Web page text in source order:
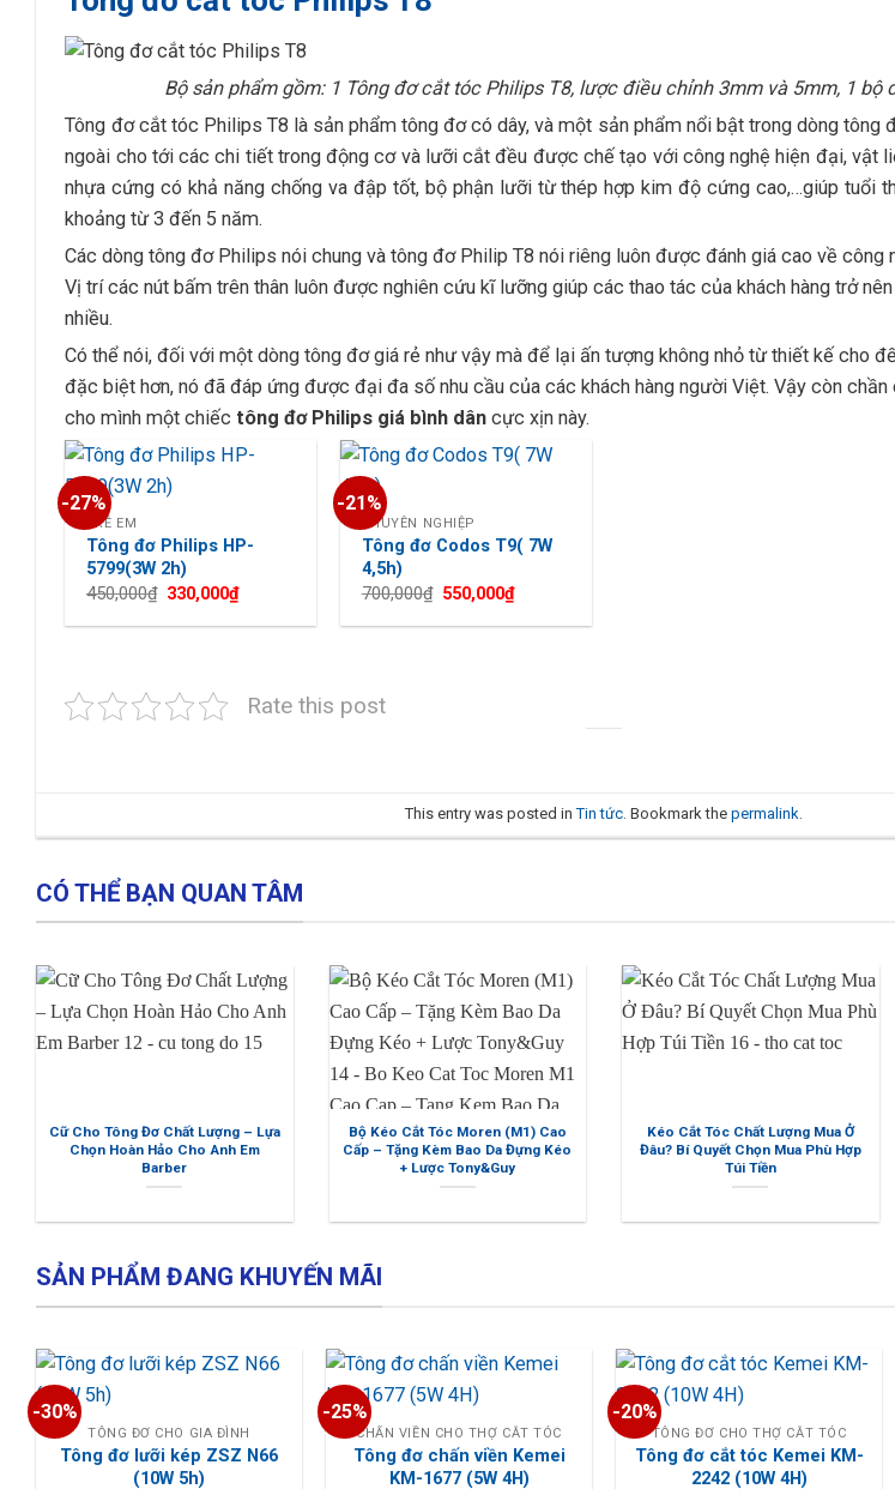
Bộ sản phẩm gồm: 1 Tông đơ cắt tóc Philips T8, lược điều chỉnh 3mm và 5mm, 1 bộ
Tông đơ cắt tóc Philips T8 là sản phẩm tông đơ có dây, và một sản phẩm nổi bật trong dòng tông
ngoài cho tới các chi tiết trong động cơ và lưỡi cắt đều được chế tạo với công nghệ hiện đại, vật
nhựa cứng có khả năng chống va đập tốt, bộ phận lưỡi từ thép hợp kim độ cứng cao,…giúp tuổi
khoảng từ 3 đến 5 năm.
Các dòng tông đơ Philips nói chung và tông đơ Philip T8 nói riêng luôn được đánh giá cao về công
Vị trí các nút bấm trên thân luôn được nghiên cứu kĩ lưỡng giúp các thao tác của khách hàng trở
nhiều.
Có thể nói, đối với một dòng tông đơ giá rẻ như vậy mà để lại ấn tượng không nhỏ từ thiết kế cho
đặc biệt hơn, nó đã đáp ứng được đại đa số nhu cầu của các khách hàng người Việt. Vậy còn
cho mình một chiếc tông đơ Philips giá bình dân cực xịn này.
-27%
TRẺ EM
Tông đơ Philips HP-
5799(3W 2h)
450,000₫ Giá
là:
330,000₫Giá
hiện
tại
-21%
CHUYÊN NGHIỆP
Tông đơ Codos T9( 7W
4,5h)
700,000₫ Giá
là:
550,000₫Giá
hiện
tại
Rate this post
This entry was posted inTin tức . Bookmark the permalink
CÓ THỂ BẠN QUAN TÂM
Cữ Cho Tông Đơ Chất Lượng – Lựa
Chọn Hoàn Hảo Cho Anh Em
Barber
Bộ Kéo Cắt Tóc Moren (M1) Cao
Cấp – Tặng Kèm Bao Da Đựng Kéo
+ Lược Tony&Guy
Kéo Cắt Tóc Chất Lượng Mua Ở
Đâu? Bí Quyết Chọn Mua Phù Hợp
Túi Tiền
SẢN PHẨM ĐANG KHUYẾN MÃI
-30%
TÔNG ĐƠ CHO GIA ĐÌNH
Tông đơ lưỡi kép ZSZ N66
(10W 5h)
-25%
CHẤN VIỀN CHO THỢ CẮT TÓC
Tông đơ chấn viền Kemei
KM-1677 (5W 4H)
-20%
TÔNG ĐƠ CHO THỢ CẮT TÓC
Tông đơ cắt tóc Kemei KM-
2242 (10W 4H)